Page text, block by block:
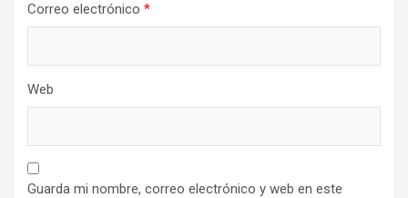
Correo electrónico *
Web
Guarda mi nombre, correo electrónico y web en este